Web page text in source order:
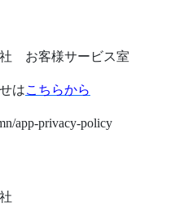
お客様サービス室
はこちらから
app-privacy-policy